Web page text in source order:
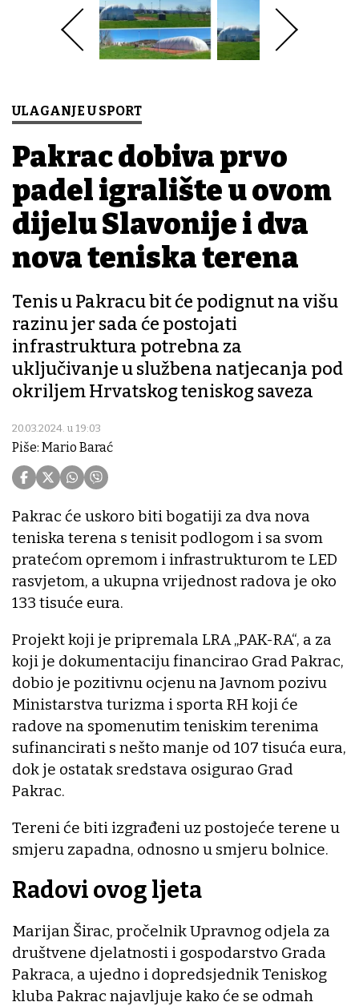
ULAGANJE U SPORT
Pakrac dobiva prvo
padel igralište u ovom
dijelu Slavonije i dva
nova teniska terena
Tenis u Pakracu bit će podignut na višu
razinu jer sada će postojati
infrastruktura potrebna za
uključivanje u službena natjecanja pod
okriljem Hrvatskog teniskog saveza
20.03.2024. u 19:03
Piše: Mario Barać
Pakrac će uskoro biti bogatiji za dva nova
teniska terena s tenisit podlogom i sa svom
pratećom opremom i infrastrukturom te LED
rasvjetom, a ukupna vrijednost radova je oko
133 tisuće eura.
Projekt koji je pripremala LRA „PAK-RA“, a za
koji je dokumentaciju financirao Grad Pakrac,
dobio je pozitivnu ocjenu na Javnom pozivu
Ministarstva turizma i sporta RH koji će
radove na spomenutim teniskim terenima
sufinancirati s nešto manje od 107 tisuća eura,
dok je ostatak sredstava osigurao Grad
Pakrac.
Tereni će biti izgrađeni uz postojeće terene u
smjeru zapadna, odnosno u smjeru bolnice.
Radovi ovog ljeta
Marijan Širac, pročelnik Upravnog odjela za
društvene djelatnosti i gospodarstvo Grada
Pakraca, a ujedno i dopredsjednik Teniskog
kluba Pakrac najavljuje kako će se odmah